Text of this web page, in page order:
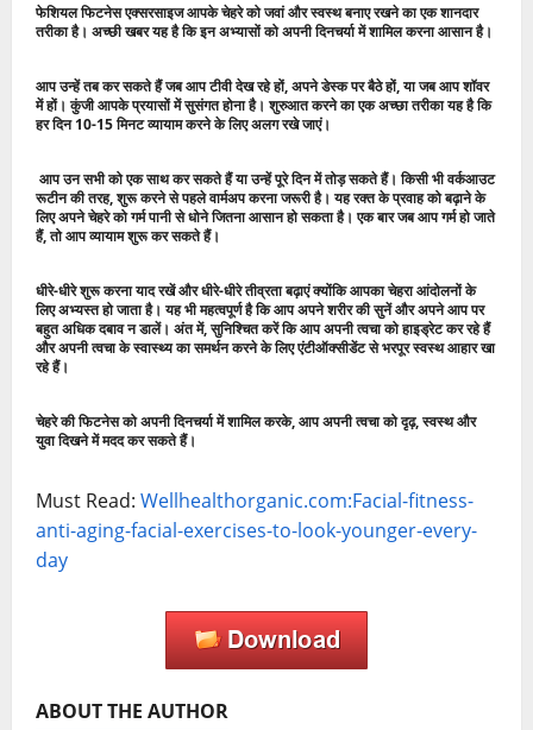
फेशियल फिटनेस एक्सरसाइज आपके चेहरे को जवां और स्वस्थ बनाए रखने का एक शानदार
तरीका है। अच्छी खबर यह है कि इन अभ्यासों को अपनी दिनचर्या में शामिल करना आसान है।
आप उन्हें तब कर सकते हैं जब आप टीवी देख रहे हों, अपने डेस्क पर बैठे हों, या जब आप शॉवर
में हों। कुंजी आपके प्रयासों में सुसंगत होना है। शुरुआत करने का एक अच्छा तरीका यह है कि
हर दिन 10-15 मिनट व्यायाम करने के लिए अलग रखे जाएं।
आप उन सभी को एक साथ कर सकते हैं या उन्हें पूरे दिन में तोड़ सकते हैं। किसी भी वर्कआउट
रूटीन की तरह, शुरू करने से पहले वार्मअप करना जरूरी है। यह रक्त के प्रवाह को बढ़ाने के
लिए अपने चेहरे को गर्म पानी से धोने जितना आसान हो सकता है। एक बार जब आप गर्म हो जाते
हैं, तो आप व्यायाम शुरू कर सकते हैं।
धीरे-धीरे शुरू करना याद रखें और धीरे-धीरे तीव्रता बढ़ाएं क्योंकि आपका चेहरा आंदोलनों के
लिए अभ्यस्त हो जाता है। यह भी महत्वपूर्ण है कि आप अपने शरीर की सुनें और अपने आप पर
बहुत अधिक दबाव न डालें। अंत में, सुनिश्चित करें कि आप अपनी त्वचा को हाइड्रेट कर रहे हैं
और अपनी त्वचा के स्वास्थ्य का समर्थन करने के लिए एंटीऑक्सीडेंट से भरपूर स्वस्थ आहार खा
रहे हैं।
चेहरे की फिटनेस को अपनी दिनचर्या में शामिल करके, आप अपनी त्वचा को दृढ़, स्वस्थ और
युवा दिखने में मदद कर सकते हैं।
Must Read: Wellhealthorganic.com:Facial-fitness-
anti-aging-facial-exercises-to-look-younger-every-
day
ABOUT THE AUTHOR